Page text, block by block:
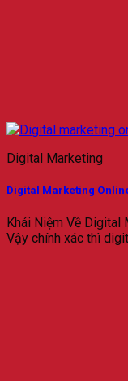
Digital Marketing
Digital Marketing
Khái Niệm Về Digital
Vậy chính xác thì